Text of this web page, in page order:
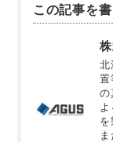
この記事を
北
置
の
を